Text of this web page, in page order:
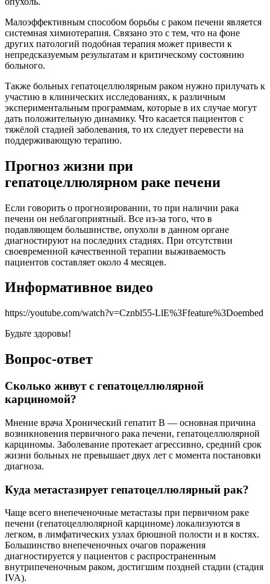
Малоэффективным способом борьбы с раком печени является
системная химиотерапия. Связано это с тем, что на фоне
других патологий подобная терапия может привести к
непредсказуемым результатам и критическому состоянию
больного.
Также больных гепатоцеллюлярным раком нужно прилучать к
участию в клинических исследованиях, к различным
экспериментальным программам, которые в их случае могут
дать положительную динамику. Что касается пациентов с
тяжёлой стадией заболевания, то их следует перевести на
поддерживающую терапию.
Прогноз жизни при
гепатоцеллюлярном раке печени
Если говорить о прогнозировании, то при наличии рака
печени он неблагоприятный. Все из-за того, что в
подавляющем большинстве, опухоли в данном органе
диагностируют на последних стадиях. При отсутствии
своевременной качественной терапии выживаемость
пациентов составляет около 4 месяцев.
Информативное видео
https://youtube.com/watch?v=Cznbl55-LlE%3Ffeature%3Doembed
Будьте здоровы!
Вопрос-ответ
Сколько живут с гепатоцеллюлярной
карциномой?
Мнение врача Хронический гепатит В — основная причина
возникновения первичного рака печени, гепатоцеллюлярной
карциномы. Заболевание протекает агрессивно, средний срок
жизни больных не превышает двух лет с момента постановки
диагноза.
Куда метастазирует гепатоцеллюлярный рак?
Чаще всего внепеченочные метастазы при первичном раке
печени (гепатоцеллюлярной карциноме) локализуются в
легком, в лимфатических узлах брюшной полости и в костях.
Большинство внепеченочных очагов поражения
диагностируется у пациентов с распространенным
внутрипеченочным раком, достигшим поздней стадии (стадия
IVA).